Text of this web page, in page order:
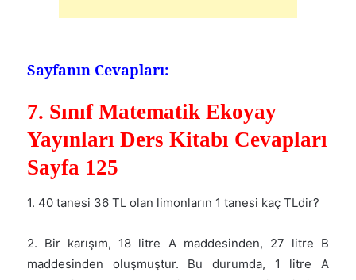
Sayfanın Cevapları:
7. Sınıf Matematik Ekoyay
Yayınları Ders Kitabı Cevapları
Sayfa 125
1. 40 tanesi 36 TL olan limonların 1 tanesi kaç TLdir?
2. Bir karışım, 18 litre A maddesinden, 27 litre B
maddesinden oluşmuştur. Bu durumda, 1 litre A